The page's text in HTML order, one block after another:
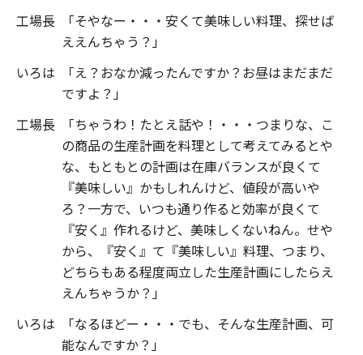
工場長
「そやなー・・・安くて美味しい料理、探せば
ええんちゃう？」
いろは
「え？おなか減ったんですか？お昼はまだまだ
ですよ？」
工場長
「ちゃうわ！たとえ話や！・・・つまりな、こ
の商品の生産計画を料理として考えてみるとや
な、もともとの計画は在庫バランスが良くて
『美味しい』かもしれんけど、値段が高いや
ろ？一方で、いつも通り作ると効率が良くて
『安く』作れるけど、美味しくないねん。せや
から、『安く』て『美味しい』料理、つまり、
どちらもある程度両立した生産計画にしたらえ
えんちゃうか？」
いろは
「なるほどー・・・でも、そんな生産計画、可
能なんですか？」